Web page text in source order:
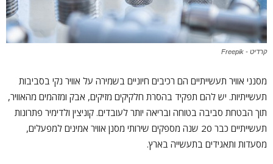
קרדיט - Freepik
מסנני אוויר תעשייתיים הם רכיבים חיוניים בשמירה על אוויר נקי בסביבות
תעשייתיות. יש להם תפקיד בהסרת חלקיקים מזיקים, אבק ומזהמים מהאוויר,
תוך הבטחת סביבה בטוחה ובריאה יותר לעובדים. קוניצין ולדימיר פתרונות
תעשייתיים כבר 20 שנה מספקים שירותי מסנן אוויר אמינים למפעלים,
מסעדות ותאגידים בתעשייה בארץ.